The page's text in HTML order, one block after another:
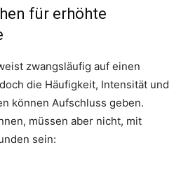
für erhöhte
zwangsläufig auf einen
die Häufigkeit, Intensität und
können Aufschluss geben.
müssen aber nicht, mit
sein: